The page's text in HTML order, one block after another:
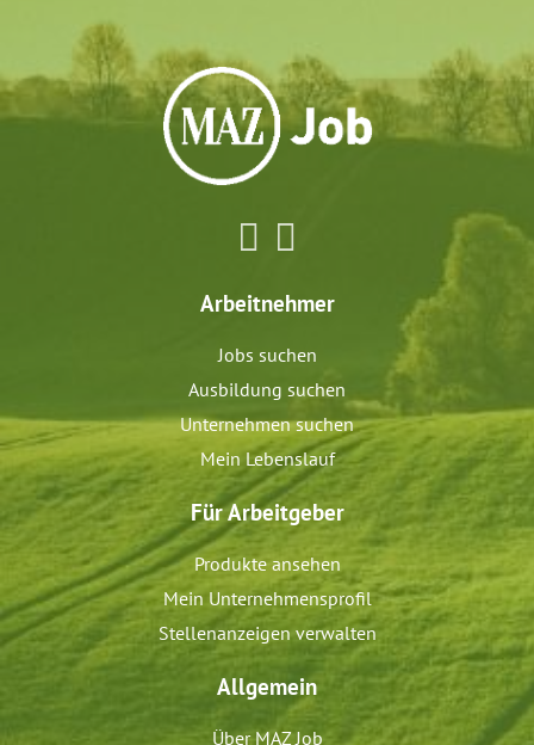
Arbeitnehmer
Jobs suchen
Ausbildung suchen
Unternehmen suchen
Mein Lebenslauf
Für Arbeitgeber
Produkte ansehen
Mein Unternehmensprofil
Stellenanzeigen verwalten
Allgemein
Über MAZ Job